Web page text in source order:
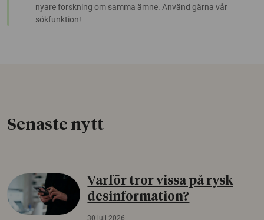
nyare forskning om samma ämne. Använd gärna vår
sökfunktion!
Senaste nytt
Varför tror vissa på rysk
desinformation?
30 juli 2026